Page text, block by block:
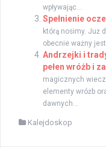
wpływając...
Spełnienie
którą nosimy. Już
obecnie ważny
Andrzejki i
pełen wróżb i
magicznych
elementy wróżb
dawnych...
Kalejdoskop